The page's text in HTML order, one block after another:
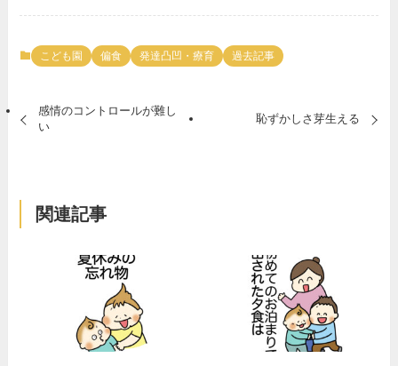
こども園 偏食 発達凸凹・療育 過去記事
感情のコントロールが難し
い
恥ずかしさ芽生える
関連記事